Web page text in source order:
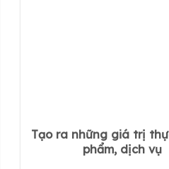
Tạo ra những giá trị
phẩm, dịch vụ